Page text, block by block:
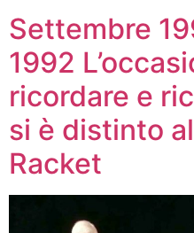
Settembre
1992
ricordare e
si è distinto
Racket